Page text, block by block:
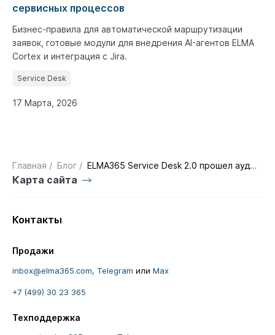
сервисных процессов
Бизнес-правила для автоматической маршрутизации
заявок, готовые модули для внедрения AI-агентов ELMA
Cortex и интеграция с Jira.
Service Desk
17 Марта, 2026
Главная / Блог / ELMA365 Service Desk 2.0 прошел аудит ICL Services
Карта сайта
Контакты
Продажи
inbox@elma365.com, Telegram или Max
+7 (499) 30 23 365
Техподдержка